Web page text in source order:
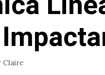
Claire